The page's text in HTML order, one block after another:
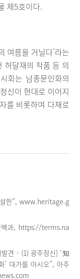
제5호이다.
여름을 거닐다’라는
허달재의 작품 등 의
회는 남종문인화의
신이 현대로 이어지
를 비롯하여 다채로
설헌”, www.heritage.g
백과, https://terms.na
견 - (1) 광주정신] ‘知
' 대가를 아시오”, 아주